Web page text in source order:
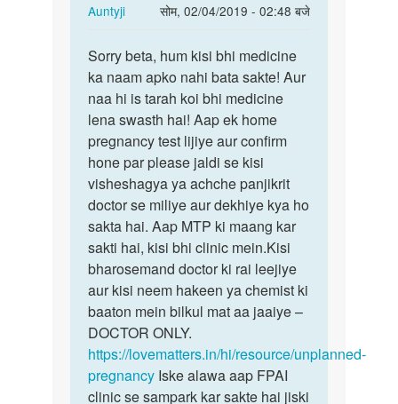
Auntyji
सोम, 02/04/2019 - 02:48 बजे
In
to
Mem
Meri
gf
Ke
piriyad
time…
by
Sandeep
Sorry
beta,
hum
kisi
bhi…
Sorry beta, hum kisi bhi medicine
ka naam apko nahi bata sakte! Aur
naa hi is tarah koi bhi medicine
lena swasth hai! Aap ek home
pregnancy test lijiye aur confirm
hone par please jaldi se kisi
visheshagya ya achche panjikrit
doctor se miliye aur dekhiye kya ho
sakta hai. Aap MTP ki maang kar
sakti hai, kisi bhi clinic mein.Kisi
bharosemand doctor ki rai leejiye
aur kisi neem hakeen ya chemist ki
baaton mein bilkul mat aa jaaiye –
DOCTOR ONLY.
https://lovematters.in/hi/resource/unplanned-
pregnancy Iske alawa aap FPAI
clinic se sampark kar sakte hai jiski